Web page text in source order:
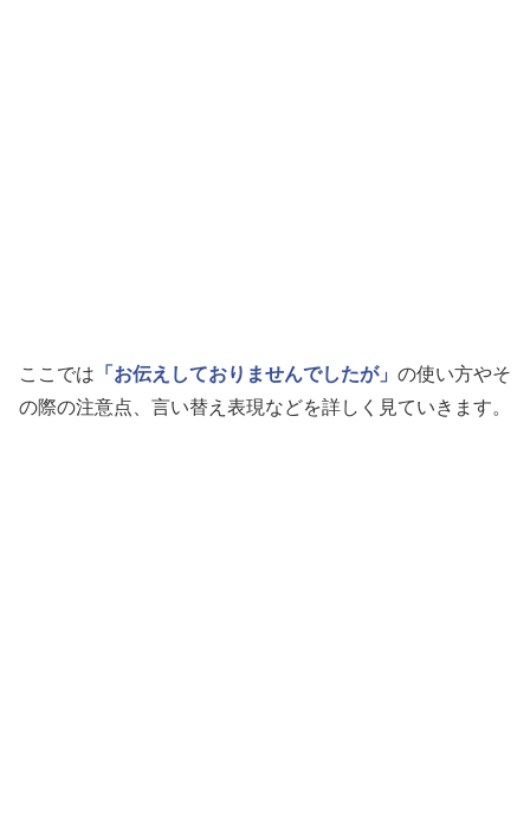
ここでは 「お伝えしておりませんでしたが」 の使い方やそ
の際の注意点、言い替え表現などを詳しく見ていきます。